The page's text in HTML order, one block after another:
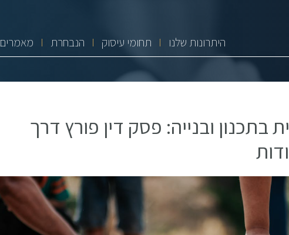
היתרונות שלנו תחומי עיסוק הנבחרת מאמרים
בתכנון ובנייה: פסק דין פורץ דרך